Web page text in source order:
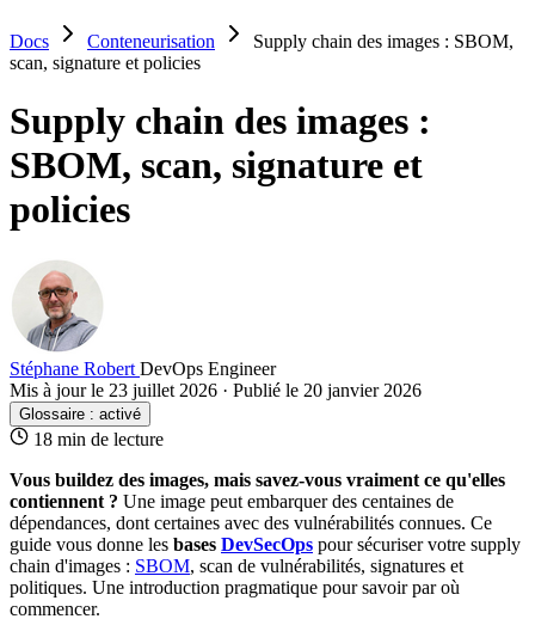
Docs Conteneurisation
Supply chain des images : SBOM,
scan, signature et policies
Supply chain des images :
SBOM, scan, signature et
policies
Stéphane Robert DevOps Engineer
Mis à jour le 23 juillet 2026 · Publié le 20 janvier 2026
Glossaire : activé
18 min de lecture
Vous buildez des images, mais savez-vous vraiment ce qu'elles
contiennent ? Une image peut embarquer des centaines de
dépendances, dont certaines avec des vulnérabilités connues. Ce
guide vous donne les bases DevSecOps pour sécuriser votre supply
chain d'images : SBOM, scan de vulnérabilités, signatures et
politiques. Une introduction pragmatique pour savoir par où
commencer.